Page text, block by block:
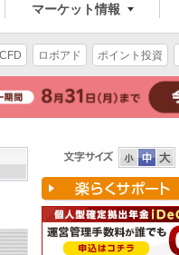
マーケット情報
CFD ロボアド ポイント投資